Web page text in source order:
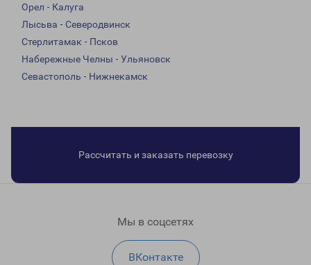
Орел - Калуга
Лысьва - Северодвинск
Стерлитамак - Псков
Набережные Челны - Ульяновск
Севастополь - Нижнекамск
Рассчитать и заказать перевозку
Мы в соцсетях
ВКонтакте